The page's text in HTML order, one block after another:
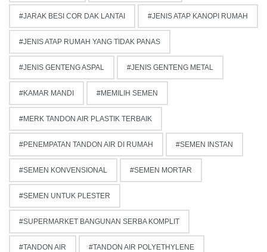
JARAK BESI COR DAK LANTAI JENIS ATAP KANOPI RUMAH
JENIS ATAP RUMAH YANG TIDAK PANAS
JENIS GENTENG ASPAL JENIS GENTENG METAL
KAMAR MANDI MEMILIH SEMEN
MERK TANDON AIR PLASTIK TERBAIK
PENEMPATAN TANDON AIR DI RUMAH SEMEN INSTAN
SEMEN KONVENSIONAL SEMEN MORTAR
SEMEN UNTUK PLESTER
SUPERMARKET BANGUNAN SERBA KOMPLIT
TANDON AIR TANDON AIR POLYETHYLENE